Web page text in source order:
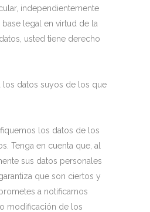
independientemente
legal en virtud de la
usted tiene derecho
los datos suyos de los que
los datos de los
Tenga en cuenta que, al
sus datos personales
que son ciertos y
a notificarnos
modificación de los